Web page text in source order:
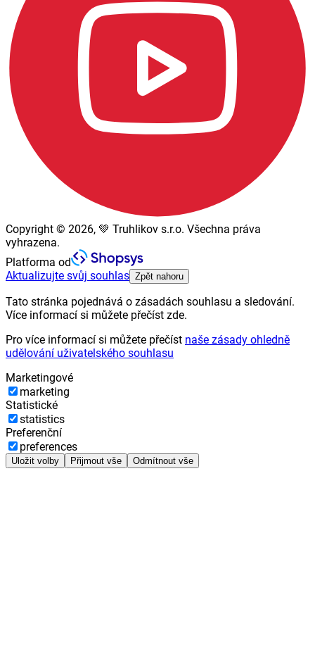
Copyright © 2026, 💚 Truhlikov s.r.o. Všechna práva
vyhrazena.
Platforma od
Aktualizujte svůj souhlas Zpět nahoru
Tato stránka pojednává o zásadách souhlasu a sledování.
Více informací si můžete přečíst zde.
Pro více informací si můžete přečíst naše zásady ohledně
udělování uživatelského souhlasu
Marketingové
marketing
Statistické
statistics
Preferenční
preferences
Uložit volby Přijmout vše Odmítnout vše